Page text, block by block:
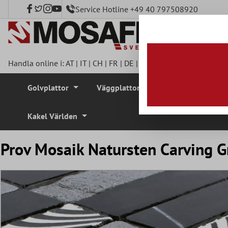
Service Hotline +49 40 797508920
Handla online i:AT| IT| CH | FR | DE |
Golvplattor Väggplattor
Kakel Världen
Prov Mosaik Natursten Carving